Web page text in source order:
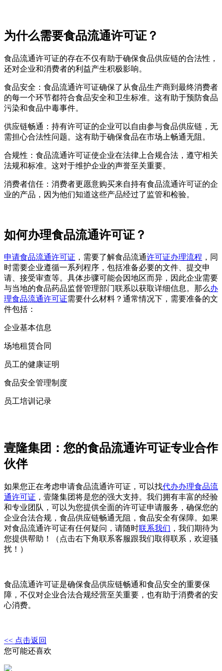
为什么需要食品流通许可证？
食品流通许可证的存在不仅有助于确保食品供应链的合法性，
还对企业和消费者的利益产生积极影响。
食品安全：食品流通许可证确保了从食品生产商到最终消费者
的每一个环节都符合食品安全和卫生标准。这有助于预防食品
污染和食品中毒事件。
供应链畅通：持有许可证的企业可以自由参与食品供应链，无
需担心合法性问题。这有助于确保食品在市场上畅通无阻。
合规性：食品流通许可证使企业在法律上合规合法，遵守相关
法规和标准。这对于维护企业的声誉至关重要。
消费者信任：消费者更愿意购买来自持有食品流通许可证的企
业的产品，因为他们知道这些产品经过了监管和检验。
如何办理食品流通许可证？
申请食品流通许可证 ，需要了解食品流通许可证办理流程 ， 同
时需要企业遵循一系列程序，包括准备必要的文件、提交申
请、接受审查等。具体步骤可能会因地区而异，因此企业需要
与当地的食品药品监督管理部门联系以获取详细信息。那么办
理食品流通许可证需要什么材料？通常情况下，需要准备的文
件包括：
企业基本信息
场地租赁合同
员工的健康证明
食品安全管理制度
员工培训记录
壹隆集团：您的食品流通许可证专业合作
伙伴
如果您正在考虑申请食品流通许可证，可以找代办办理食品流
通许可证 ， 壹隆集团将是您的强大支持。我们拥有丰富的经验
和专业团队，可以为您提供全面的许可证申请服务，确保您的
企业合法合规，食品供应链畅通无阻，食品安全有保障。如果
对食品流通许可证有任何疑问，请随时联系我们 ，我们期待为
您提供帮助！（点击右下角联系客服跟我们取得联系，欢迎骚
扰！）
食品流通许可证是确保食品供应链畅通和食品安全的重要保
障，不仅对企业合法合规经营至关重要，也有助于消费者的安
心消费。
<< 点击返回
您可能还喜欢